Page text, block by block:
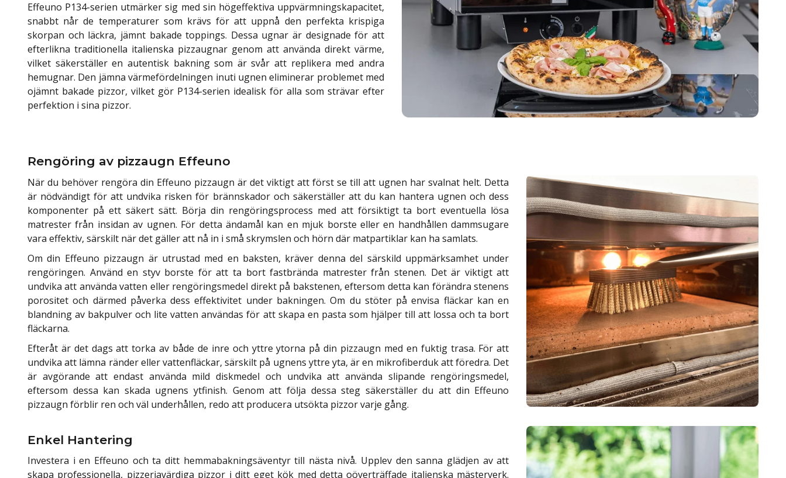
Effeuno P134-serien utmärker sig med sin högeffektiva uppvärmningskapacitet,
snabbt når de temperaturer som krävs för att uppnå den perfekta krispiga
skorpan och läckra, jämnt bakade toppings. Dessa ugnar är designade för att
efterlikna traditionella italienska pizzaugnar genom att använda direkt värme,
vilket säkerställer en autentisk bakning som är svår att replikera med andra
hemugnar. Den jämna värmefördelningen inuti ugnen eliminerar problemet med
ojämnt bakade pizzor, vilket gör P134-serien idealisk för alla som strävar efter
perfektion i sina pizzor.
Rengöring av pizzaugn Effeuno
När du behöver rengöra din Effeuno pizzaugn är det viktigt att först se till att ugnen har svalnat helt. Detta
är nödvändigt för att undvika risken för brännskador och säkerställer att du kan hantera ugnen och dess
komponenter på ett säkert sätt. Börja din rengöringsprocess med att försiktigt ta bort eventuella lösa
matrester från insidan av ugnen. För detta ändamål kan en mjuk borste eller en handhållen dammsugare
vara effektiv, särskilt när det gäller att nå in i små skrymslen och hörn där matpartiklar kan ha samlats.
Om din Effeuno pizzaugn är utrustad med en baksten, kräver denna del särskild uppmärksamhet under
rengöringen. Använd en styv borste för att ta bort fastbrända matrester från stenen. Det är viktigt att
undvika att använda vatten eller rengöringsmedel direkt på bakstenen, eftersom detta kan förändra stenens
porositet och därmed påverka dess effektivitet under bakningen. Om du stöter på envisa fläckar kan en
blandning av bakpulver och lite vatten användas för att skapa en pasta som hjälper till att lossa och ta bort
fläckarna.
Efteråt är det dags att torka av både de inre och yttre ytorna på din pizzaugn med en fuktig trasa. För att
undvika att lämna ränder eller vattenfläckar, särskilt på ugnens yttre yta, är en mikrofiberduk att föredra. Det
är avgörande att endast använda mild diskmedel och undvika att använda slipande rengöringsmedel,
eftersom dessa kan skada ugnens ytfinish. Genom att följa dessa steg säkerställer du att din Effeuno
pizzaugn förblir ren och väl underhållen, redo att producera utsökta pizzor varje gång.
Enkel Hantering
Investera i en Effeuno och ta ditt hemmabakningsäventyr till nästa nivå. Upplev den sanna glädjen av att
skapa professionella, pizzeriavärdiga pizzor i ditt eget kök med detta oöverträffade italienska mästerverk.